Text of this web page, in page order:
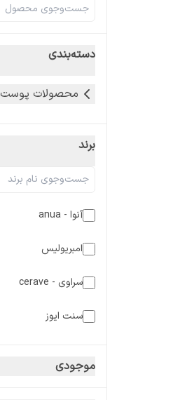
دسته‌بندی
محصولات پوست
برند
آنوا - anua
امبریولیس
سراوی - cerave
سنت ایوز
موجودی